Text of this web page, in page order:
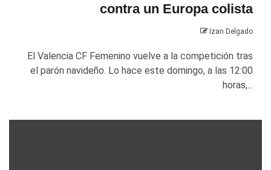
contra un Europa colista
Izan Delgado
El Valencia CF Femenino vuelve a la competición tras
el parón navideño. Lo hace este domingo, a las 12:00
horas,...